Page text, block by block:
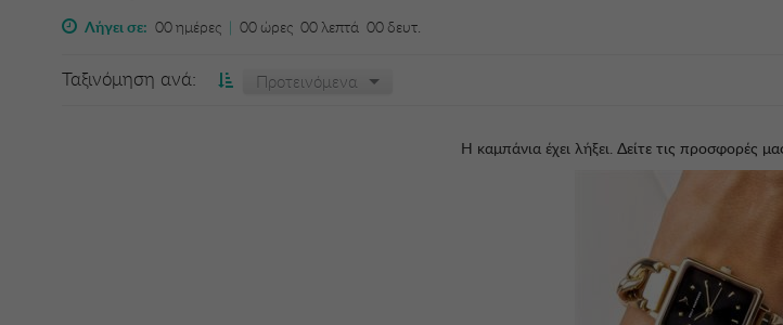
Λήγει σε: 00ημέρες | 00 ώρες 00λεπτά 00 δευτ.
Ταξινόμηση ανά: Προτεινόμενα
Η καμπάνια έχει λήξει. Δείτε τις προσφορές